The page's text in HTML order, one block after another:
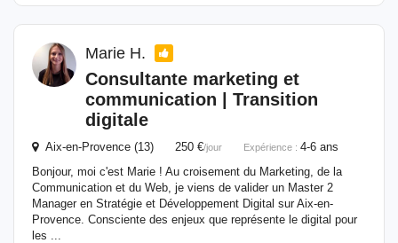
Marie H.
Consultante marketing et
communication | Transition
digitale
Aix-en-Provence (13) 250 €/jour Expérience : 4-6 ans
Bonjour, moi c'est Marie ! Au croisement du Marketing, de la
Communication et du Web, je viens de valider un Master 2
Manager en Stratégie et Développement Digital sur Aix-en-
Provence. Consciente des enjeux que représente le digital pour
les ...